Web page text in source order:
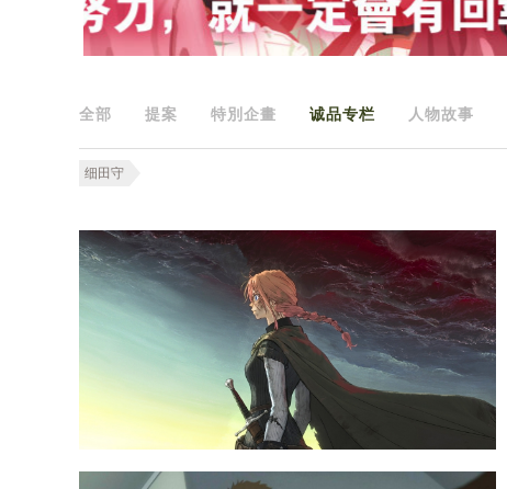
全部 提案 特別企畫 诚品专栏 人物故事
细田守